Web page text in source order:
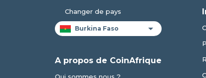
Changer de pays
A propos de CoinAfrique